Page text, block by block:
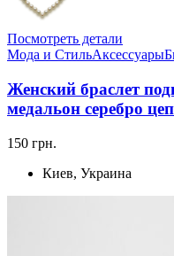
Посмотреть детали
Мода и СтильАксессуары
Женский браслет
медальон серебро
150 грн.
Киев, Украина